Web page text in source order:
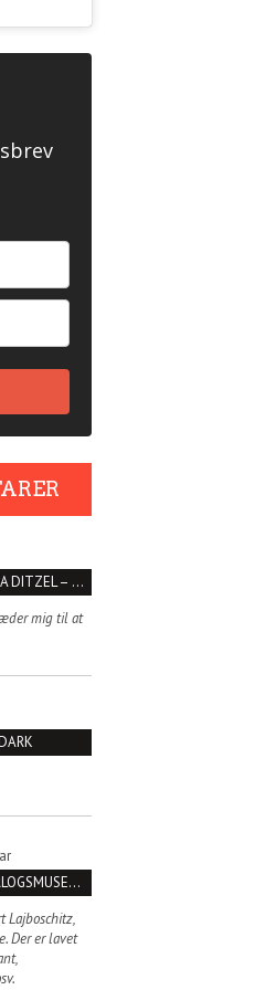
NY UDSTILLING I DAC: NANNA DITZEL – SÆT KROPPEN FRI
mig til at
HVAD SKAL DER SKE MED ORLOGSMUSEET?
Lajboschitz,
Der er lavet